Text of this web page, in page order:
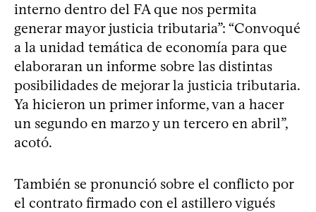
interno dentro del FA que nos permita
generar mayor justicia tributaria”: “Convoqué
a la unidad temática de economía para que
elaboraran un informe sobre las distintas
posibilidades de mejorar la justicia tributaria.
Ya hicieron un primer informe, van a hacer
un segundo en marzo y un tercero en abril”,
acotó.
También se pronunció sobre el conflicto por
el contrato firmado con el astillero vigués